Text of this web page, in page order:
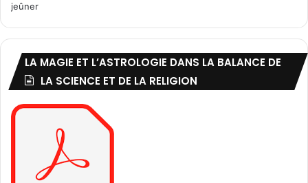
jeûner
LA MAGIE ET L’ASTROLOGIE DANS LA BALANCE DE
LA SCIENCE ET DE LA RELIGION